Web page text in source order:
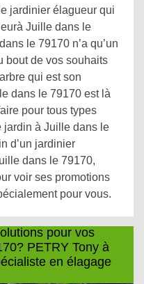
jardinier élagueur qui
Juille dans le
le 79170 n’a qu’un
bout de vos souhaits
qui est son
dans le 79170 est là
pour tous types
jardin à Juille dans le
d’un jardinier
dans le 79170,
voir ses promotions
pour vous.
pour vos
PETRY Tony à
en élagage